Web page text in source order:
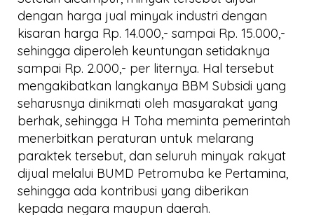
dengan harga jual minyak industri dengan
kisaran harga Rp. 14.000,- sampai Rp. 15.000,-
sehingga diperoleh keuntungan setidaknya
sampai Rp. 2.000,- per liternya. Hal tersebut
mengakibatkan langkanya BBM Subsidi yang
seharusnya dinikmati oleh masyarakat yang
berhak, sehingga H Toha meminta pemerintah
menerbitkan peraturan untuk melarang
paraktek tersebut, dan seluruh minyak rakyat
dijual melalui BUMD Petromuba ke Pertamina,
sehingga ada kontribusi yang diberikan
kepada negara maupun daerah.